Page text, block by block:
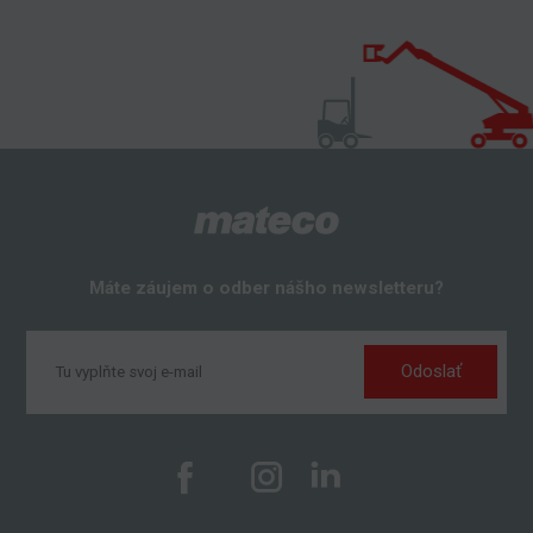
Máte záujem o odber nášho newsletteru?
Odoslať